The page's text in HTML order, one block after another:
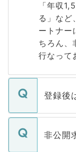
「年収
る」など
ートナー
ちろん、
行なって
登録後
ご登録い
登録内
非公開